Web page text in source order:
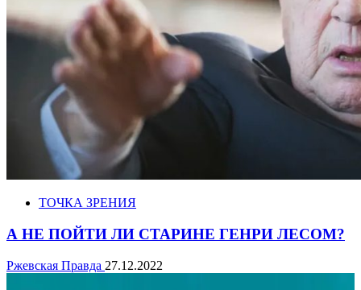
ТОЧКА ЗРЕНИЯ
А НЕ ПОЙТИ ЛИ СТАРИНЕ ГЕНРИ ЛЕСОМ?
Ржевская Правда 27.12.2022